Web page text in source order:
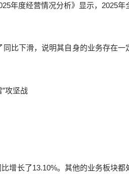
年度经营情况分析》显示，2025年
比下滑，说明其自身的业务存在一
增长了13.10%。其他的业务板块都